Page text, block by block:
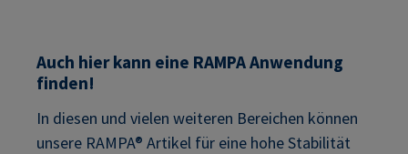
Auch hier kann eine RAMPA Anwendung
finden!
In diesen und vielen weiteren Bereichen können
unsere RAMPA® Artikel für eine hohe Stabilität